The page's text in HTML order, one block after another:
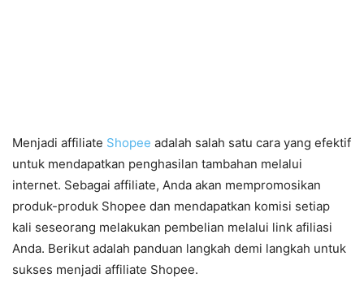
Menjadi affiliate Shopee adalah salah satu cara yang efektif
untuk mendapatkan penghasilan tambahan melalui
internet. Sebagai affiliate, Anda akan mempromosikan
produk-produk Shopee dan mendapatkan komisi setiap
kali seseorang melakukan pembelian melalui link afiliasi
Anda. Berikut adalah panduan langkah demi langkah untuk
sukses menjadi affiliate Shopee.